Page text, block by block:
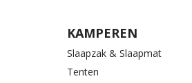
KAMPEREN
Slaapzak & Slaapmat
Tenten